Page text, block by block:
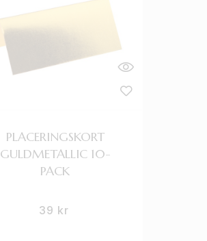
PLACERINGSKORT
GULDMETALLIC 10-
PACK
39 kr